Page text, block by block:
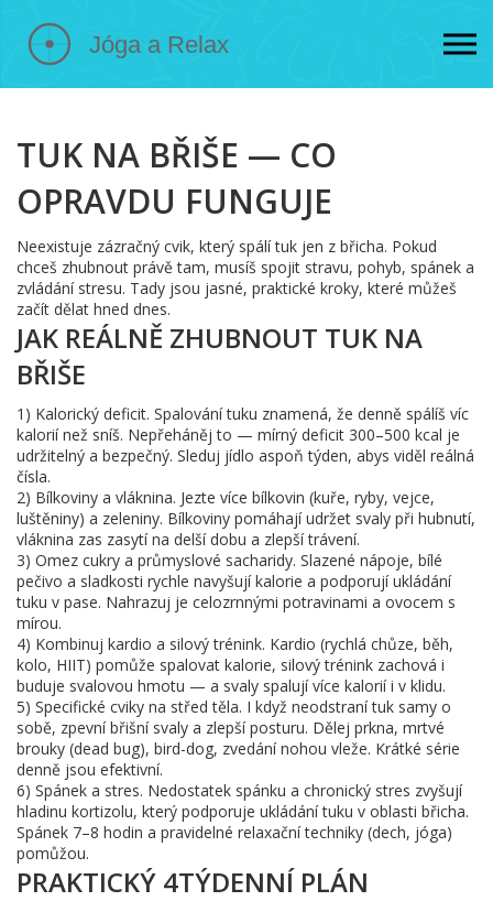
TUK NA BŘIŠE — CO
OPRAVDU FUNGUJE
Neexistuje zázračný cvik, který spálí tuk jen z břicha. Pokud
chceš zhubnout právě tam, musíš spojit stravu, pohyb, spánek a
zvládání stresu. Tady jsou jasné, praktické kroky, které můžeš
začít dělat hned dnes.
JAK REÁLNĚ ZHUBNOUT TUK NA
BŘIŠE
1) Kalorický deficit. Spalování tuku znamená, že denně spálíš víc
kalorií než sníš. Nepřeháněj to — mírný deficit 300–500 kcal je
udržitelný a bezpečný. Sleduj jídlo aspoň týden, abys viděl reálná
čísla.
2) Bílkoviny a vláknina. Jezte více bílkovin (kuře, ryby, vejce,
luštěniny) a zeleniny. Bílkoviny pomáhají udržet svaly při hubnutí,
vláknina zas zasytí na delší dobu a zlepší trávení.
3) Omez cukry a průmyslové sacharidy. Slazené nápoje, bílé
pečivo a sladkosti rychle navyšují kalorie a podporují ukládání
tuku v pase. Nahrazuj je celozrnnými potravinami a ovocem s
mírou.
4) Kombinuj kardio a silový trénink. Kardio (rychlá chůze, běh,
kolo, HIIT) pomůže spalovat kalorie, silový trénink zachová i
buduje svalovou hmotu — a svaly spalují více kalorií i v klidu.
5) Specifické cviky na střed těla. I když neodstraní tuk samy o
sobě, zpevní břišní svaly a zlepší posturu. Dělej prkna, mrtvé
brouky (dead bug), bird-dog, zvedání nohou vleže. Krátké série
denně jsou efektivní.
6) Spánek a stres. Nedostatek spánku a chronický stres zvyšují
hladinu kortizolu, který podporuje ukládání tuku v oblasti břicha.
Spánek 7–8 hodin a pravidelné relaxační techniky (dech, jóga)
pomůžou.
PRAKTICKÝ 4TÝDENNÍ PLÁN